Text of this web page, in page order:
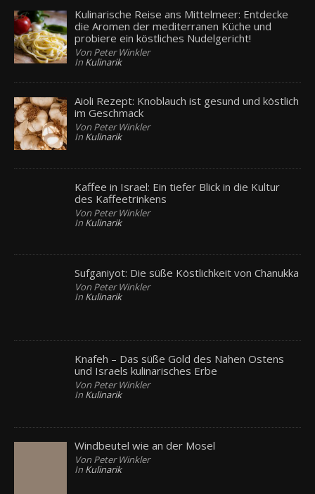
Kulinarische Reise ans Mittelmeer: Entdecke
die Aromen der mediterranen Küche und
probiere ein köstliches Nudelgericht!
Von Peter Winkler
In Kulinarik
Aioli Rezept: Knoblauch ist gesund und köstlich
im Geschmack
Von Peter Winkler
In Kulinarik
Kaffee in Israel: Ein tiefer Blick in die Kultur
des Kaffeetrinkens
Von Peter Winkler
In Kulinarik
Sufganiyot: Die süße Köstlichkeit von Chanukka
Von Peter Winkler
In Kulinarik
Knafeh – Das süße Gold des Nahen Ostens
und Israels kulinarisches Erbe
Von Peter Winkler
In Kulinarik
Windbeutel wie an der Mosel
Von Peter Winkler
In Kulinarik